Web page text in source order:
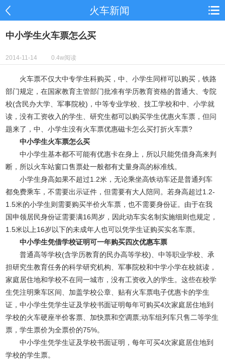
火车新闻
中小学生火车票怎么买
2014-11-14 0.4w阅读
火车票不仅大中专学生科购买，中、小学生同样可以购买，铁路
部门规定，在国家教育主管部门批准有学历教育资格的普通大、专院
校(含民办大学、军事院校)，中等专业学校、技工学校和中、小学就
读，没有工资收入的学生、研究生都可以购买学生优惠火车票，但问
题来了，中、小学生没有火车票优惠磁卡怎么买打折火车票?
中小学生火车票怎么买
中小学生基本都不可能有优惠卡在身上，所以只能凭借身高来判
断，所以火车站窗口售票处一般都有丈量身高的标准线。
小学生身高如果不超过1.2米，无论乘坐高铁动车还是普通列车
都免费乘车，不需要出示证件，但需要有大人陪同。若身高超过1.2-
1.5米的小学生则需要购买半价火车票，也不需要身份证。由于在我
国申领居民身份证需要满16周岁，因此动车实名制实施细则也规定，
1.5米以上16岁以下的未成年人也可以凭学生证购买实名车票。
中小学生凭借学校证明可一年购买四次优惠车票
普通高等学校(含学历教育的民办高等学校)、中等职业学校、承
担研究生教育任务的科学研究机构、军事院校和中学小学在校就读，
家庭居住地和学校不在同一城市，没有工资收入的学生。这些在校学
生凭注明乘车区间、加盖学校公章、贴有火车票电子优惠卡的学生
证，中小学生凭学生证及学校书面证明每年可购买4次家庭居住地到
学校的火车硬座半价客票、加快票和空调票;动车组列车只售二等学生
票，学生票价为全票价的75%。
中小学生凭学生证及学校书面证明，每年可买4次家庭居住地到
学校的学生票。